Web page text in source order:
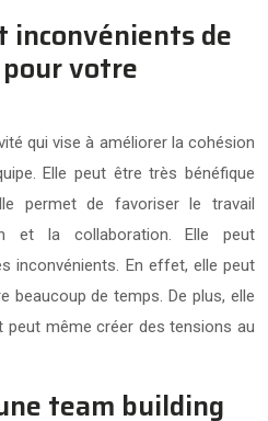
inconvénients de
votre
qui vise à améliorer la cohésion
Elle peut être très bénéfique
permet de favoriser le travail
et la collaboration. Elle peut
inconvénients. En effet, elle peut
beaucoup de temps. De plus, elle
peut même créer des tensions au
team building